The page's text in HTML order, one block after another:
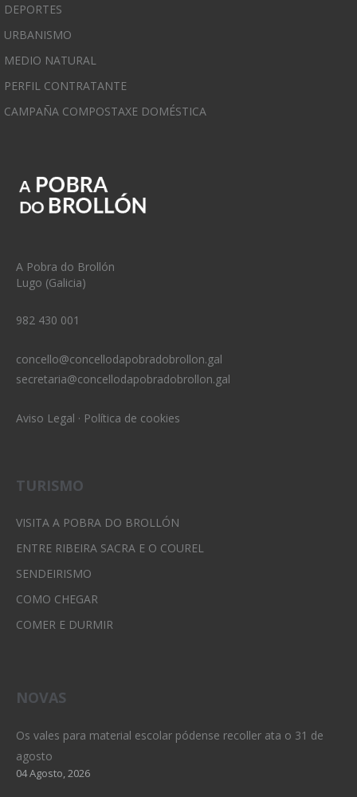
DEPORTES
URBANISMO
MEDIO NATURAL
PERFIL CONTRATANTE
CAMPAÑA COMPOSTAXE DOMÉSTICA
A Pobra do Brollón
Lugo (Galicia)
982 430 001
concello@concellodapobradobrollon.gal
secretaria@concellodapobradobrollon.gal
Aviso Legal · Política de cookies
TURISMO
VISITA A POBRA DO BROLLÓN
ENTRE RIBEIRA SACRA E O COUREL
SENDEIRISMO
COMO CHEGAR
COMER E DURMIR
NOVAS
Os vales para material escolar pódense recoller ata o 31 de
agosto
04 Agosto, 2026